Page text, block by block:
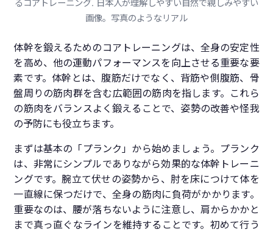
るコアトレーニング. 日本人が理解しやすい自然で親しみやすい
画像。写真のようなリアル
体幹を鍛えるためのコアトレーニングは、全身の安定性
を高め、他の運動パフォーマンスを向上させる重要な要
素です。体幹とは、腹筋だけでなく、背筋や側腹筋、骨
盤周りの筋肉群を含む広範囲の筋肉を指します。これら
の筋肉をバランスよく鍛えることで、姿勢の改善や怪我
の予防にも役立ちます。
まずは基本の「プランク」から始めましょう。プランク
は、非常にシンプルでありながら効果的な体幹トレーニ
ングです。腕立て伏せの姿勢から、肘を床につけて体を
一直線に保つだけで、全身の筋肉に負荷がかかります。
重要なのは、腰が落ちないように注意し、肩からかかと
まで真っ直ぐなラインを維持することです。初めて行う